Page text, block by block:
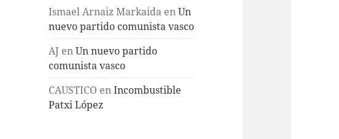
Ismael Arnaiz Markaida enUn
nuevo partido comunista vasco
AJ enUn nuevo partido
comunista vasco
CAUSTICO enIncombustible
Patxi López